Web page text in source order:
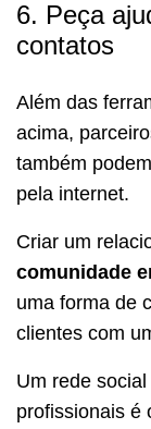
6. Peça
contatos
Além das
acima,
também
pela internet.
Criar um
comunidade
uma forma de
clientes com
Um rede
profissionais é